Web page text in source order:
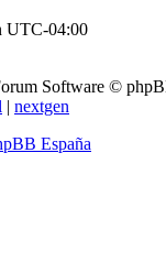
UTC-04:00
Software ©
| nextgen
España